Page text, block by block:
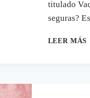
titulado
seguras?
LEER MÁS